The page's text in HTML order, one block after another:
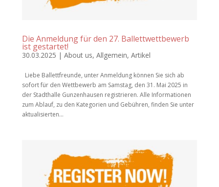
Die Anmeldung für den 27. Ballettwettbewerb
ist gestartet!
30.03.2025 | About us, Allgemein, Artikel
Liebe Ballettfreunde, unter Anmeldung können Sie sich ab
sofort für den Wettbewerb am Samstag, den 31. Mai 2025 in
der Stadthalle Gunzenhausen registrieren. Alle Informationen
zum Ablauf, zu den Kategorien und Gebühren, finden Sie unter
aktualisierten...